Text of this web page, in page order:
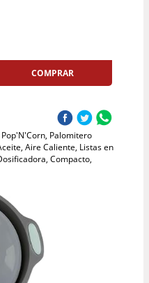
COMPRAR
Palomitero
Aire Caliente, Listas en
Compacto,